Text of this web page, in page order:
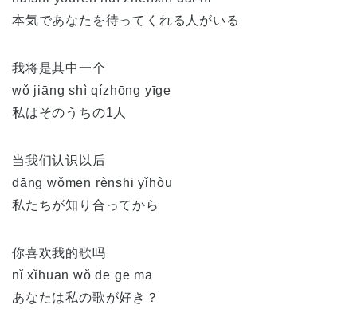
本気であなたを待ってくれる人がいる
我将是其中一个
wǒ jiāng shì qízhōng yīge
私はそのうちの1人
当我们认识以后
dāng wǒmen rènshi yǐhòu
私たちが知り合ってから
你喜欢我的歌吗
nǐ xǐhuan wǒ de gē ma
あなたは私の歌が好き？